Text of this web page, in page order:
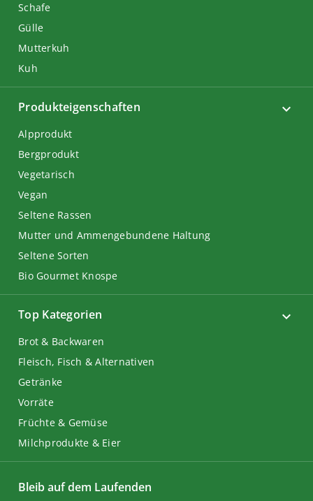
Schafe
Gülle
Mutterkuh
Kuh
Top Kategorien
Brot & Backwaren
Fleisch, Fisch & Alternativen
Getränke
Vorräte
Früchte & Gemüse
Milchprodukte & Eier
Produkteigenschaften
Alpprodukt
Bergprodukt
Vegetarisch
Vegan
Seltene Rassen
Mutter und Ammengebundene Haltung
Seltene Sorten
Bio Gourmet Knospe
Bleib auf dem Laufenden